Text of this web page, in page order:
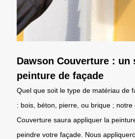
Dawson Couverture : un
peinture de façade
Quel que soit le type de matériau de
: bois, béton, pierre, ou brique ; notre
Couverture saura appliquer la
peindre votre façade. Nous